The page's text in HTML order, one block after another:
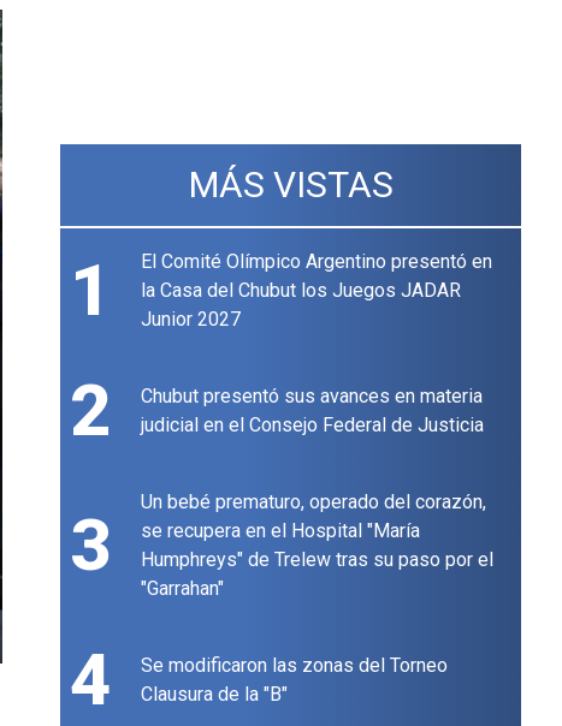
MÁS VISTAS
1
El Comité Olímpico Argentino presentó en
la Casa del Chubut los Juegos JADAR
Junior 2027
2
Chubut presentó sus avances en materia
judicial en el Consejo Federal de Justicia
3
Un bebé prematuro, operado del corazón,
se recupera en el Hospital "María
Humphreys" de Trelew tras su paso por el
"Garrahan"
4
Se modificaron las zonas del Torneo
Clausura de la "B"